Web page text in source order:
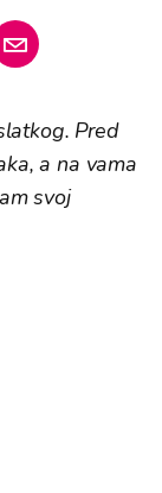
Pred
a na vama
svoj